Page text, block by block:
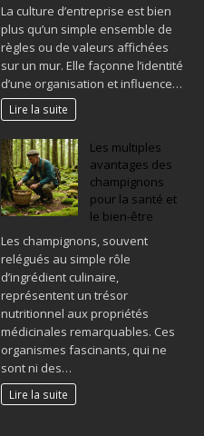
La culture d’entreprise est bien
plus qu’un simple ensemble de
règles ou de valeurs affichées
sur un mur. Elle façonne l’identité
d’une organisation et influence…
Lire la suite
Les multiples
avantages des
champignons
pour la santé et
le bien-être
Les champignons, souvent
relégués au simple rôle
d’ingrédient culinaire,
représentent un trésor
nutritionnel aux propriétés
médicinales remarquables. Ces
organismes fascinants, qui ne
sont ni des…
Lire la suite